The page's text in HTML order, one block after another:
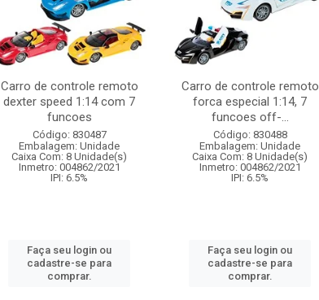
Carro de controle remoto
dexter speed 1:14 com 7
funcoes
Código: 830487
Embalagem: Unidade
Caixa Com: 8 Unidade(s)
Inmetro: 004862/2021
IPI: 6.5%
Faça seu login ou
cadastre-se para
comprar.
Carro de controle remoto
forca especial 1:14, 7
funcoes off-...
Código: 830488
Embalagem: Unidade
Caixa Com: 8 Unidade(s)
Inmetro: 004862/2021
IPI: 6.5%
Faça seu login ou
cadastre-se para
comprar.